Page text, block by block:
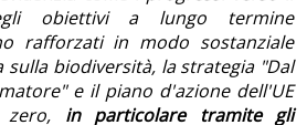
obiettivi a lungo termine
rafforzati in modo sostanziale
sulla biodiversità, la strategia "Dal
e il piano d'azione dell'UE
zero, in particolare tramite gli